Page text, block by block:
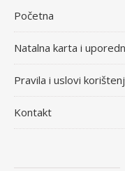
Početna
Natalna karta i
Pravila i uslovi
Kontakt